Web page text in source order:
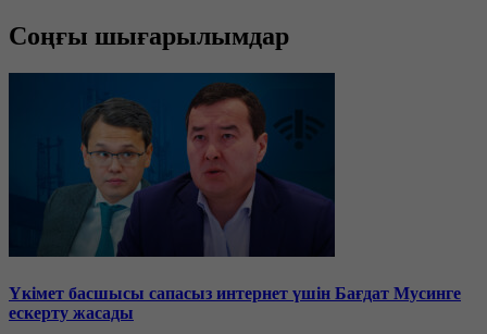
Соңғы шығарылымдар
Үкімет басшысы сапасыз интернет үшін Бағдат Мусинге
ескерту жасады